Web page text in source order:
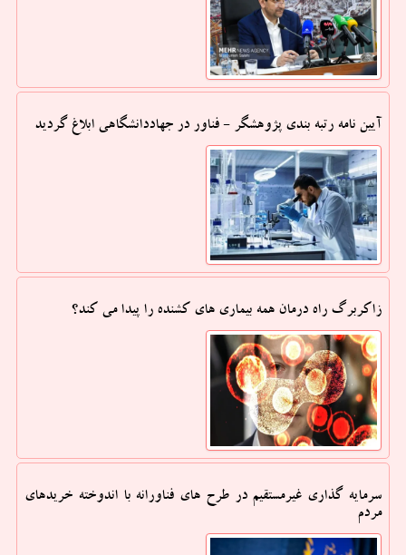
آیین نامه رتبه بندی پژوهشگر - فناور در جهاددانشگاهی ابلاغ گردید
زاکربرگ راه درمان همه بیماری های کشنده را پیدا می کند؟
سرمایه گذاری غیرمستقیم در طرح های فناورانه با اندوخته خریدهای
مردم